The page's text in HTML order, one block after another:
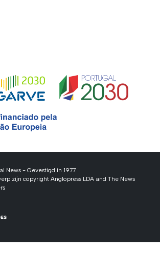
News - Gevestigd in 1977
zijn copyright Anglopress LDA and The News